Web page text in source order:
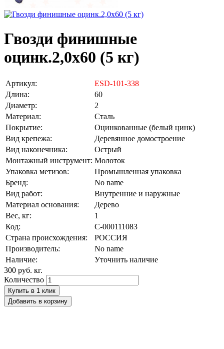
Гвозди финишные
оцинк.2,0х60 (5 кг)
Артикул:
ESD-101-338
Длина:
60
Диаметр:
2
Материал:
Сталь
Покрытие:
Оцинкованные (белый цинк)
Вид крепежа:
Деревянное домостроение
Вид наконечника:
Острый
Монтажный инструмент: Молоток
Упаковка метизов:
Промышленная упаковка
Бренд:
No name
Вид работ:
Внутренние и наружные
Материал основания:
Дерево
Вес, кг:
1
Код:
С-000111083
Страна происхождения:
РОССИЯ
Производитель:
No name
Наличие:
Уточнить наличие
300 руб. кг.
Количество
Купить в 1 клик
Добавить в корзину